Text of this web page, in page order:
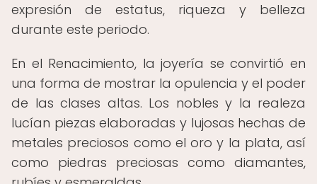
expresión de estatus, riqueza y belleza
durante este periodo.
En el Renacimiento, la joyería se convirtió en
una forma de mostrar la opulencia y el poder
de las clases altas. Los nobles y la realeza
lucían piezas elaboradas y lujosas hechas de
metales preciosos como el oro y la plata, así
como piedras preciosas como diamantes,